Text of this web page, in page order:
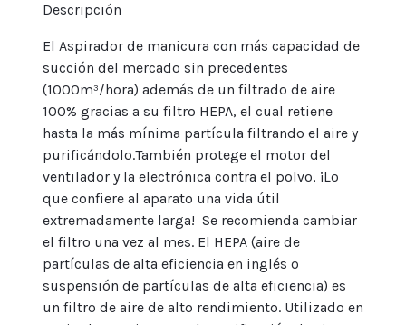
Descripción
El Aspirador de manicura con más capacidad de
succión del mercado sin precedentes
(1000m³/hora) además de un filtrado de aire
100% gracias a su filtro HEPA, el cual retiene
hasta la más mínima partícula filtrando el aire y
purificándolo.También protege el motor del
ventilador y la electrónica contra el polvo, ¡Lo
que confiere al aparato una vida útil
extremadamente larga! Se recomienda cambiar
el filtro una vez al mes. El HEPA (aire de
partículas de alta eficiencia en inglés o
suspensión de partículas de alta eficiencia) es
un filtro de aire de alto rendimiento. Utilizado en